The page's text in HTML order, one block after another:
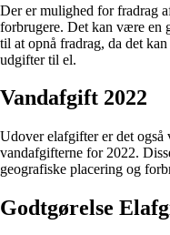
Der er mulighed for fradrag
forbrugere. Det kan være en
til at opnå fradrag, da det
udgifter til el.
Vandafgift 2022
Udover elafgifter er det
vandafgifterne for 2022.
geografiske placering og
Godtgørelse